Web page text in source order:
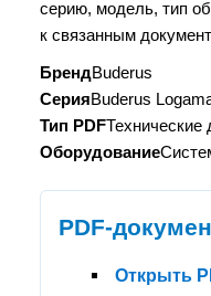
серию, модель, тип
к связанным
БрендBuderus
СерияBuderus
Тип PDFТехнические
Оборудование
PDF-
Открыть